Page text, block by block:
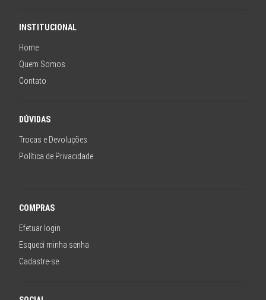
INSTITUCIONAL
Home
Quem Somos
Contato
DÚVIDAS
Trocas e Devoluções
Política de Privacidade
COMPRAS
Efetuar login
Esqueci minha senha
Cadastre-se